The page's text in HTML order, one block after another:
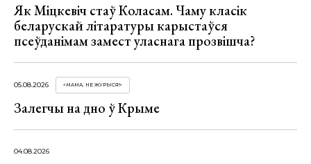
Як Міцкевіч стаў Коласам. Чаму класік
беларускай літаратуры карыстаўся
псеўданімам замест уласнага прозвішча?
05.08.2026 «МАМА, НЕ ЖУРЫСЯ!»
Залегчы на дно ў Крыме
04.08.2026